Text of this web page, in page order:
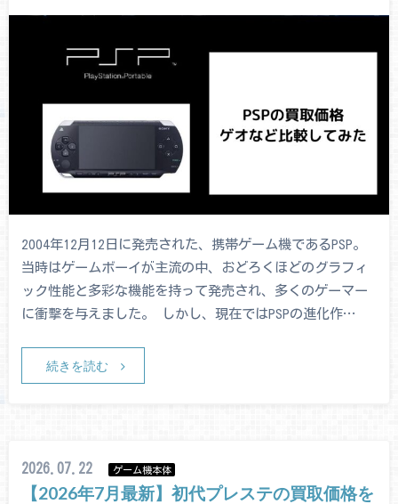
2004年12月12日に発売された、携帯ゲーム機であるPSP。
当時はゲームボーイが主流の中、おどろくほどのグラフィ
ック性能と多彩な機能を持って発売され、多くのゲーマー
に衝撃を与えました。 しかし、現在ではPSPの進化作…
続きを読む
2026.07.22 ゲーム機本体
【2026年7月最新】初代プレステの買取価格を